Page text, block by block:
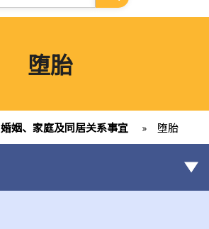
堕胎
婚姻、家庭及同居关系事宜 » 堕胎